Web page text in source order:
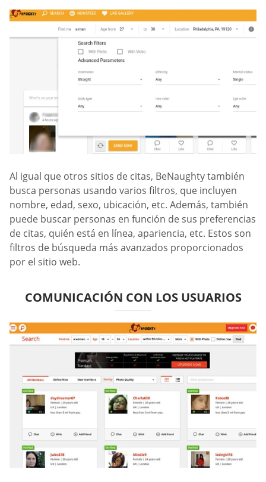
Al igual que otros sitios de citas, BeNaughty también
busca personas usando varios filtros, que incluyen
nombre, edad, sexo, ubicación, etc. Además, también
puede buscar personas en función de sus preferencias
de citas, quién está en línea, apariencia, etc. Estos son
filtros de búsqueda más avanzados proporcionados
por el sitio web.
COMUNICACIÓN CON LOS USUARIOS